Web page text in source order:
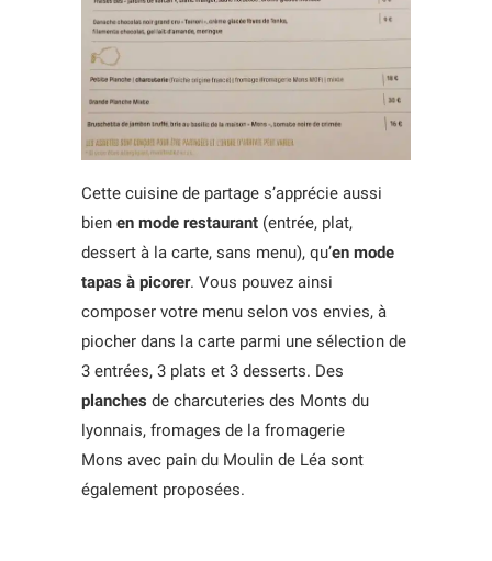
Cette cuisine de partage s’apprécie aussi
bien en mode restaurant (entrée, plat,
dessert à la carte, sans menu), qu’en mode
tapas à picorer. Vous pouvez ainsi
composer votre menu selon vos envies, à
piocher dans la carte parmi une sélection de
3 entrées, 3 plats et 3 desserts. Des
planches de charcuteries des Monts du
lyonnais, fromages de la fromagerie
Mons avec pain du Moulin de Léa sont
également proposées.